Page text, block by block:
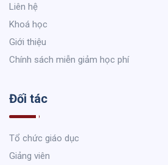
Liên hệ
Khoá học
Giới thiệu
Chính sách miễn giảm học phí
Đối tác
Tổ chức giáo dục
Giảng viên